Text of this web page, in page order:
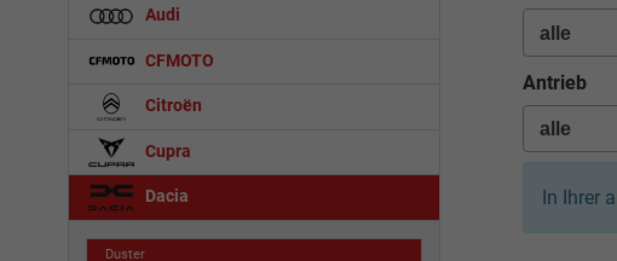
Antrieb
In Ihrer
Audi
CFMOTO
Citroën
Cupra
Dacia
Duster